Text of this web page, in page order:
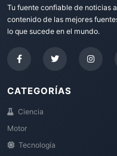
Tu fuente confiable de noticias
contenido de las mejores
lo que sucede en el mundo.
CATEGORÍAS
Ciencia
Motor
Tecnología